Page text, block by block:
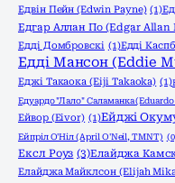
Едвін Пейн (Edwin Payne) (1)
Едгар Аллан По (Edgar Allan
Едді Домбровскі (1)Едді
Едді Мансон (Eddie
Еджі Такаока (Eiji Takaoka) (1)
Едуардо "Лало" Саламанка (Eduardo
Ейвор (Eivor) (1)Ейджі
Ейпріл О'Ніл (April O'Neil, TMNT)
Ексл Роуз (3)Елайджа
Елайджа Майклсон (Elijah